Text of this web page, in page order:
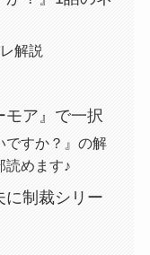
解説
モア』で一択
ですか？』の解
読めます♪
に制裁シリー